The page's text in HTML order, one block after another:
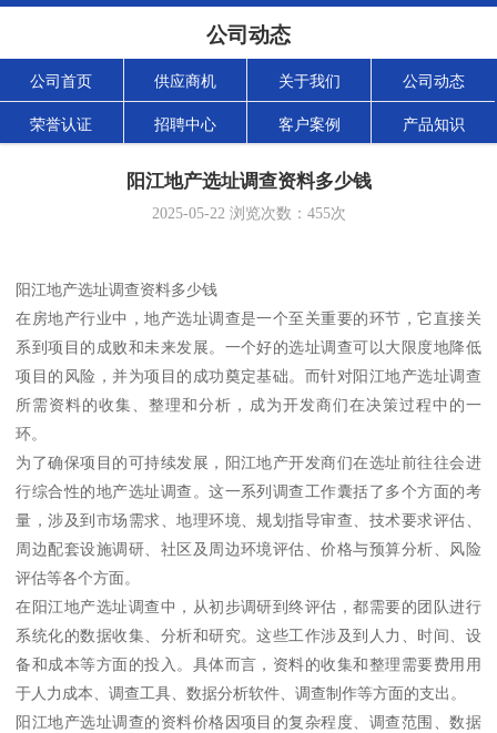
公司动态
公司首页 供应商机 关于我们 公司动态
荣誉认证 招聘中心 客户案例 产品知识
阳江地产选址调查资料多少钱
2025-05-22浏览次数： 455次
阳江地产选址调查资料多少钱
在房地产行业中，地产选址调查是一个至关重要的环节，它直接关
系到项目的成败和未来发展。一个好的选址调查可以大限度地降低
项目的风险，并为项目的成功奠定基础。而针对阳江地产选址调查
所需资料的收集、整理和分析，成为开发商们在决策过程中的一
环。
为了确保项目的可持续发展，阳江地产开发商们在选址前往往会进
行综合性的地产选址调查。这一系列调查工作囊括了多个方面的考
量，涉及到市场需求、地理环境、规划指导审查、技术要求评估、
周边配套设施调研、社区及周边环境评估、价格与预算分析、风险
评估等各个方面。
在阳江地产选址调查中，从初步调研到终评估，都需要的团队进行
系统化的数据收集、分析和研究。这些工作涉及到人力、时间、设
备和成本等方面的投入。具体而言，资料的收集和整理需要费用用
于人力成本、调查工具、数据分析软件、调查制作等方面的支出。
阳江地产选址调查的资料价格因项目的复杂程度、调查范围、数据